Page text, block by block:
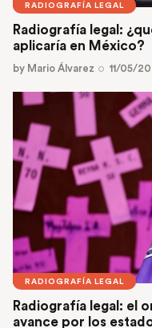
RADIOGRAFÍA LEGAL
Radiografía legal:
aplicaría en México?
by Mario Álvarez 11/05/
RADIOGRAFÍA LEGAL
Radiografía legal: el
avance por los